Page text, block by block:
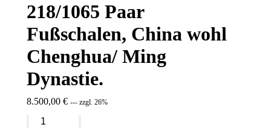
218/1065 Paar
Fußschalen, China wohl
Chenghua/ Ming
Dynastie.
8.500,00 € --- zzgl. 26%
218/1065